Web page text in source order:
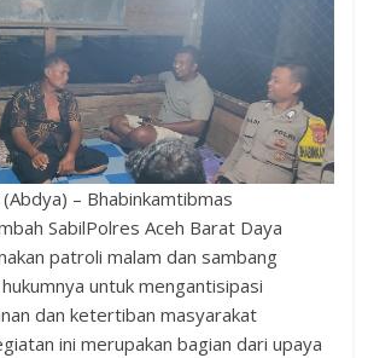
– Bhabinkamtibmas
SabilPolres Aceh Barat Daya
patroli malam dan sambang
untuk mengantisipasi
dan ketertiban masyarakat
ini merupakan bagian dari upaya